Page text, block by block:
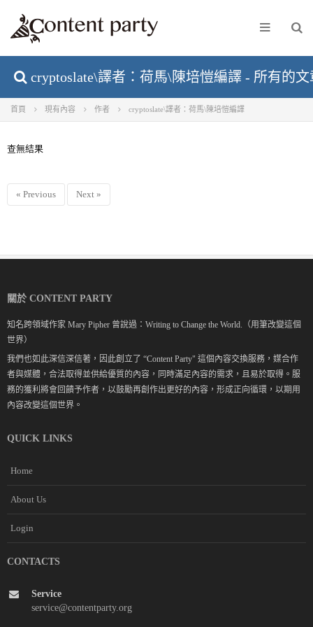
cryptoslate\譯者：荷馬\陳培愷編譯 - 所有的
首頁 現有內容 作者 cryptoslate\譯者：荷馬\陳培愷編譯
查無結果
« Previous Next »
關於 CONTENT PARTY
知名跨領域作家 Mary Pipher 曾說過：Writing to Change the World.（用筆改變這個
世界）
我們也如此深信深信著，因此創立了 “Content Party" 這個內容交換服務，媒合作
者與媒體，合法取得並供給優質的內容，同時滿足內容的需求，且易於取得。服
務的獲利將會回饋予作者，以鼓勵再創作出更好的內容，形成正向循環，以期用
內容改變這個世界。
QUICK LINKS
Home
About Us
Login
CONTACTS
Service
service@contentparty.org